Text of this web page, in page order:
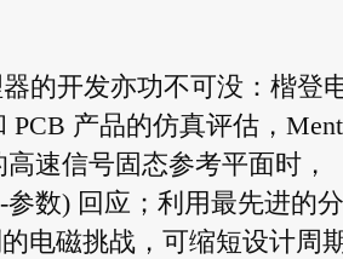
的开发亦功不可没：楷登
PCB 产品的仿真评估，
速信号固态参考平面时，
数) 回应；利用最先进的
电磁挑战，可缩短设计周